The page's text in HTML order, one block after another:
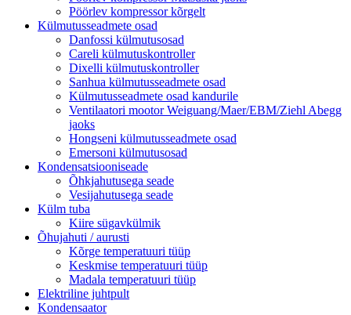
Pöörlev kompressor kõrgelt
Külmutusseadmete osad
Danfossi külmutusosad
Careli külmutuskontroller
Dixelli külmutuskontroller
Sanhua külmutusseadmete osad
Külmutusseadmete osad kandurile
Ventilaatori mootor Weiguang/Maer/EBM/Ziehl Abegg
jaoks
Hongseni külmutusseadmete osad
Emersoni külmutusosad
Kondensatsiooniseade
Õhkjahutusega seade
Vesijahutusega seade
Külm tuba
Kiire sügavkülmik
Õhujahuti / aurusti
Kõrge temperatuuri tüüp
Keskmise temperatuuri tüüp
Madala temperatuuri tüüp
Elektriline juhtpult
Kondensaator